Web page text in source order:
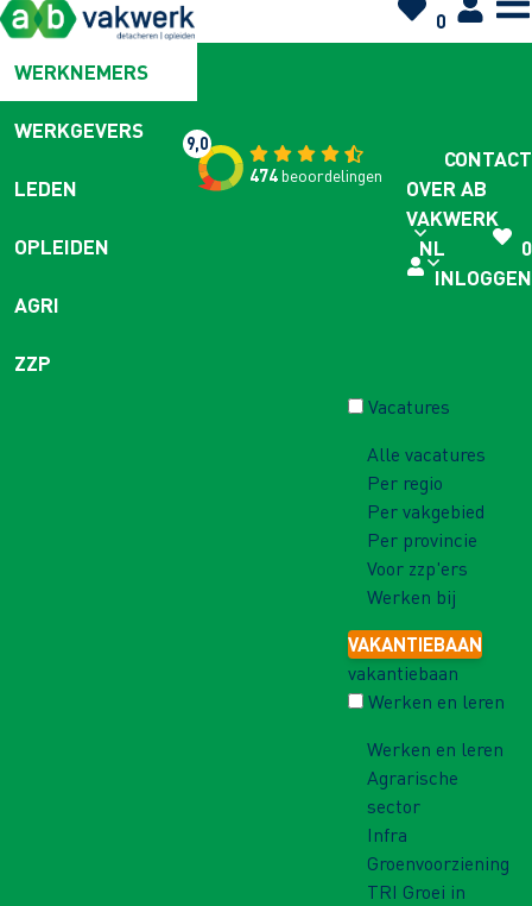
0
WERKNEMERS
WERKGEVERS
LEDEN
OPLEIDEN
AGRI
ZZP
9,0
474beoordelingen
CONTACT
OVER AB
VAKWERK
NL
0
INLOGGEN
Vacatures
Alle vacatures
Per regio
Per vakgebied
Per provincie
Voor zzp'ers
Werken bij
VAKANTIEBAAN
vakantiebaan
Werken en leren
Werken en leren
Agrarische
sector
Infra
Groenvoorziening
TRI Groei in